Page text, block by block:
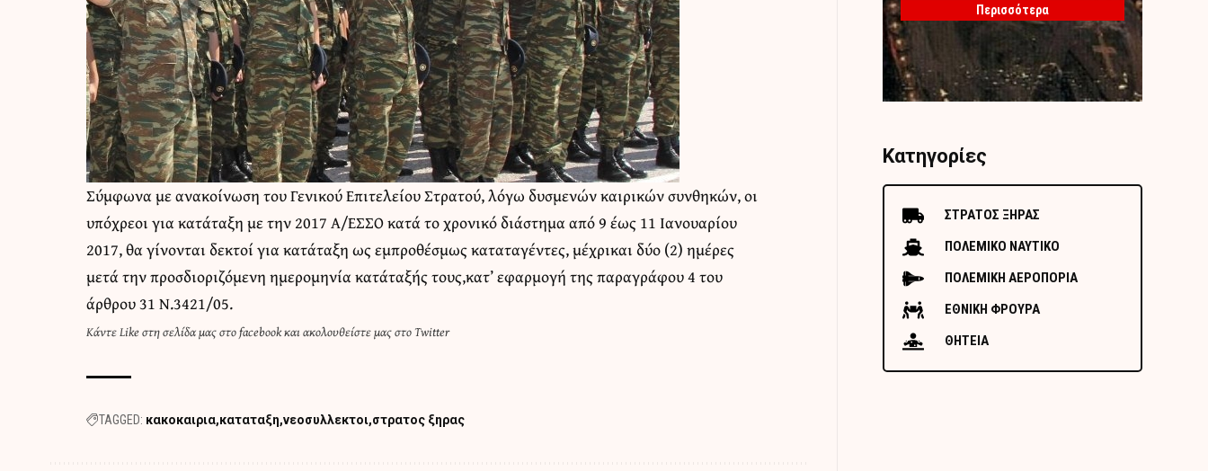
Σύμφωνα με ανακοίνωση του Γενικού Επιτελείου Στρατού, λόγω δυσμενών καιρικών συνθηκών, οι
υπόχρεοι για κατάταξη με την 2017 Α/ΕΣΣΟ κατά το χρονικό διάστημα από 9 έως 11 Ιανουαρίου
2017, θα γίνονται δεκτοί για κατάταξη ως εμπροθέσμως καταταγέντες, μέχρικαι δύο (2) ημέρες
μετά την προσδιοριζόμενη ημερομηνία κατάταξής τους,κατ’ εφαρμογή της παραγράφου 4 του
άρθρου 31 Ν.3421/05.
ΚάντεLike στη σελίδα μας στο facebookκαιακολουθείστε μας στο Twitter
TAGGED: κακοκαιρια καταταξη νεοσυλλεκτοι στρατος ξηρας
Περισσότερα
Κατηγορίες
ΣΤΡΑΤΟΣ ΞΗΡΑΣ
ΠΟΛΕΜΙΚΟ ΝΑΥΤΙΚΟ
ΠΟΛΕΜΙΚΗ ΑΕΡΟΠΟΡΙΑ
ΕΘΝΙΚΗ ΦΡΟΥΡΑ
ΘΗΤΕΙΑ